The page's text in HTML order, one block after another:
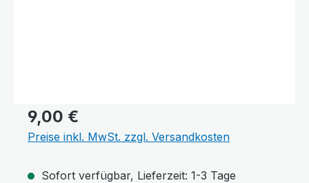
9,00 €
Preise inkl. MwSt. zzgl. Versandkosten
Sofort verfügbar, Lieferzeit: 1-3 Tage